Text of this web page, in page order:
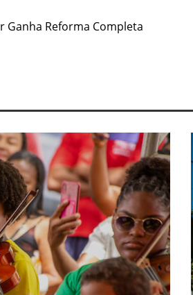
Ganha Reforma Completa